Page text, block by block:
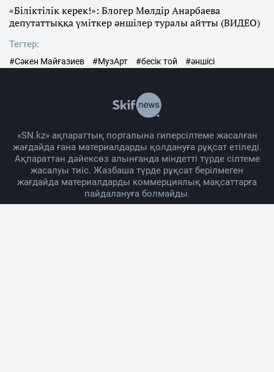
«Біліктілік керек!»: Блогер Мөлдір Анарбаева
депутаттыққа үміткер әншілер туралы айтты (ВИДЕО)
Тегтер:
#Сәкен Майғазиев #МузАрт #бесік той #әншісі
«SN.kz» ақпараттық порталына гиперсілтеме жасалған
жағдайда ғана материалдарды қолдануға рұқсат етіледі.
Ақпараттан дәйексөз алынғанда міндетті түрде сілтеме
жасалуы тиіс. Жазбаша түрде рұқсат берілмеген
жағдайда материалдарды коммерциялық мақсаттарға
пайдалануға болмайды.